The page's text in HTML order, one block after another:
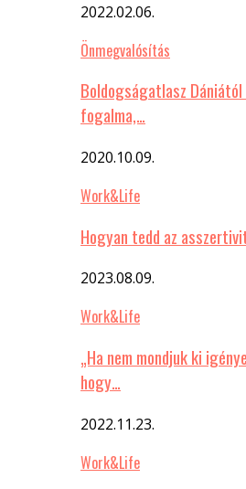
2022.02.06.
Önmegvalósítás
Boldogságatlasz
fogalma,…
2020.10.09.
Work&Life
Hogyan tedd az
2023.08.09.
Work&Life
„Ha nem mondjuk ki
hogy…
2022.11.23.
Work&Life